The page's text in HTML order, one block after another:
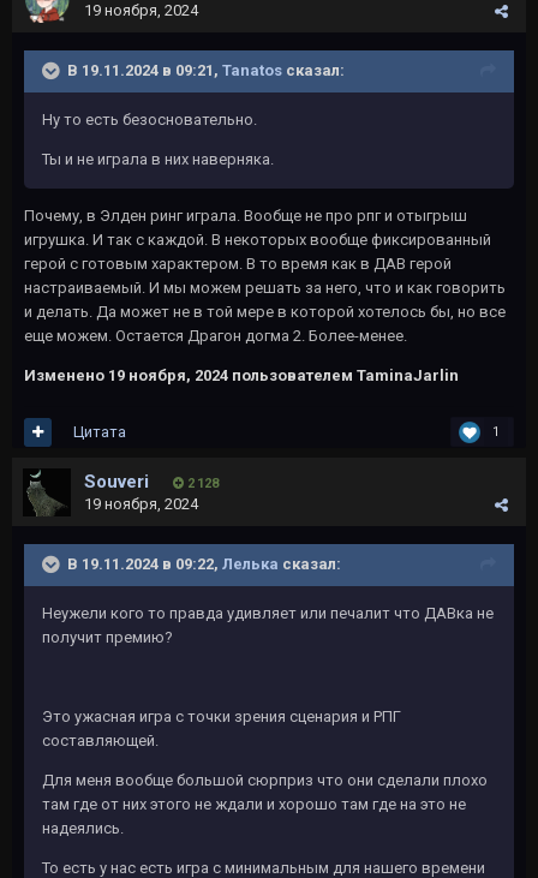
19 ноября, 2024
В 19.11.2024 в 09:21, Tanatos сказал:
Ну то есть безосновательно.
Ты и не играла в них наверняка.
Почему, в Элден ринг играла. Вообще не про рпг и отыгрыш
игрушка. И так с каждой. В некоторых вообще фиксированный
герой с готовым характером. В то время как в ДАВ герой
настраиваемый. И мы можем решать за него, что и как говорить
и делать. Да может не в той мере в которой хотелось бы, но все
еще можем. Остается Драгон догма 2. Более-менее.
Изменено 19 ноября, 2024 пользователем TaminaJarlin
1
Цитата
Souveri 2 128
19 ноября, 2024
В 19.11.2024 в 09:22, Лелька сказал:
Неужели кого то правда удивляет или печалит что ДАВка не
получит премию?
Это ужасная игра с точки зрения сценария и РПГ
составляющей.
Для меня вообще большой сюрприз что они сделали плохо
там где от них этого не ждали и хорошо там где на это не
надеялись.
То есть у нас есть игра с минимальным для нашего времени